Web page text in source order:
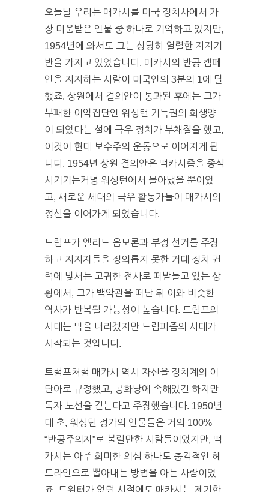
오늘날 우리는 매카시를 미국 정치사에서 가
장 미움받은 인물 중 하나로 기억하고 있지만,
1954년에 와서도 그는 상당히 열렬한 지지기
반을 가지고 있었습니다. 매카시의 반공 캠페
인을 지지하는 사람이 미국인의 3분의 1에 달
했죠. 상원에서 결의안이 통과된 후에는 그가
부패한 이익집단인 워싱턴 기득권의 희생양
이 되었다는 설에 극우 정치가 부채질을 했고,
이것이 현대 보수주의 운동으로 이어지게 됩
니다. 1954년 상원 결의안은 맥카시즘을 종식
시키기는커녕 워싱턴에서 몰아냈을 뿐이었
고, 새로운 세대의 극우 활동가들이 매카시의
정신을 이어가게 되었습니다.
트럼프가 엘리트 음모론과 부정 선거를 주장
하고 지지자들을 정의롭지 못한 거대 정치 권
력에 맞서는 고귀한 전사로 떠받들고 있는 상
황에서, 그가 백악관을 떠난 뒤 이와 비슷한
역사가 반복될 가능성이 높습니다. 트럼프의
시대는 막을 내리겠지만 트럼피즘의 시대가
시작되는 것입니다.
트럼프처럼 매카시 역시 자신을 정치계의 이
단아로 규정했고, 공화당에 속해있긴 하지만
독자 노선을 걷는다고 주장했습니다. 1950년
대 초, 워싱턴 정가의 인물들은 거의 100%
“반공주의자”로 불릴만한 사람들이었지만, 맥
카시는 아주 희미한 의심 하나도 충격적인 헤
드라인으로 뽑아내는 방법을 아는 사람이었
죠. 트위터가 없던 시절에도 매카시는 제기한